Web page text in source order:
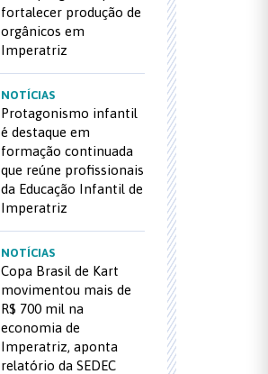
fortalecer produção de
orgânicos em
Imperatriz
NOTÍCIAS
Protagonismo infantil
é destaque em
formação continuada
que reúne profissionais
da Educação Infantil de
Imperatriz
NOTÍCIAS
Copa Brasil de Kart
movimentou mais de
R$ 700 mil na
economia de
Imperatriz, aponta
relatório da SEDEC